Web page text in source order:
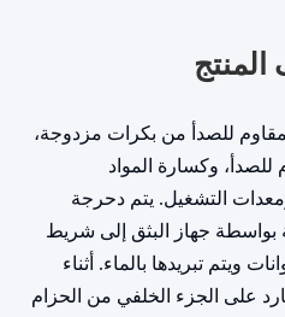
للصدأ من بكرات مزدوجة،
للصدأ، وكسارة المواد
ومعدات التشغيل. يتم دحرجة
بواسطة جهاز البثق إلى شريط
ويتم تبريدها بالماء. أثناء
على الجزء الخلفي من الحزام